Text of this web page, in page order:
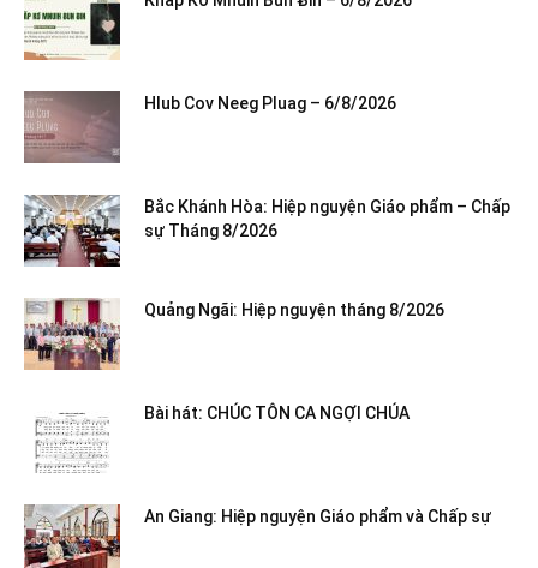
Hlub Cov Neeg Pluag – 6/8/2026
Bắc Khánh Hòa: Hiệp nguyện Giáo phẩm – Chấp
sự Tháng 8/2026
Quảng Ngãi: Hiệp nguyện tháng 8/2026
Bài hát: CHÚC TÔN CA NGỢI CHÚA
An Giang: Hiệp nguyện Giáo phẩm và Chấp sự